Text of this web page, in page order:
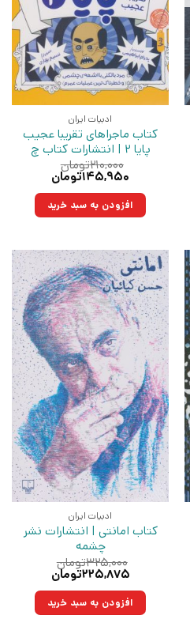
ادبیات ایران
کتاب ماجراهای تقریبا عجیب
پایا 2 | انتشارات کتاب چ
۲۱۰,۰۰۰تومان
قیمت
۲۱۰,۰۰۰تومان
بود.
۱۴۵,۹۵۰تومان
۱۴۵,۹۵۰تومان.افزودن به سبد خرید
ادبیات ایران
کتاب امانتی | انتشارات نشر
چشمه
۳۲۵,۰۰۰تومان
قیمت
۳۲۵,۰۰۰تومان
بود.
۲۲۵,۸۷۵تومان
۲۲۵,۸۷۵تومان.افزودن به سبد خرید